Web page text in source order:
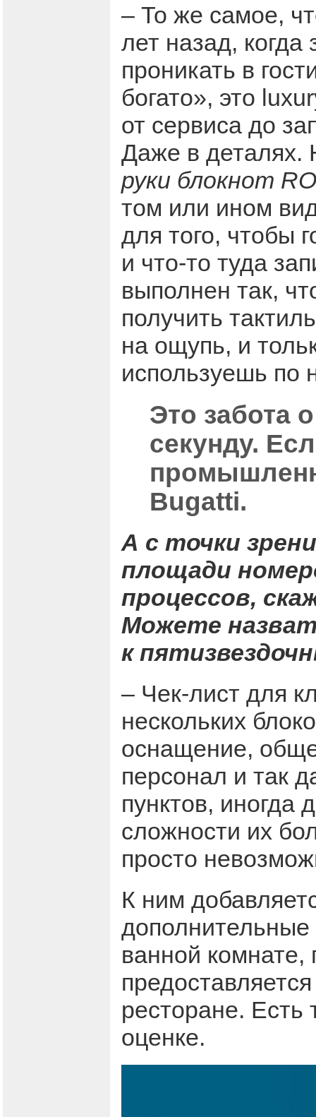
– То же самое,
лет назад, когда
проникать в
богато», это
от сервиса до
Даже в деталях.
руки блокнот
том или ином
для того, чтобы
и что-то туда
выполнен так,
получить
на ощупь, и
используешь по
Это забота
секунду.
Bugatti.
А с точки
площади
процессов,
Можете
к
– Чек-лист для
нескольких
оснащение,
персонал и так
пунктов, иногда
сложности их
просто
К ним
дополнительные
ванной комнате,
ресторане. Есть
оценке.